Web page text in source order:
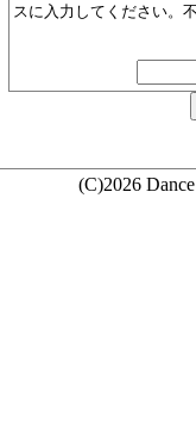
スに入力してください。
(C)2026